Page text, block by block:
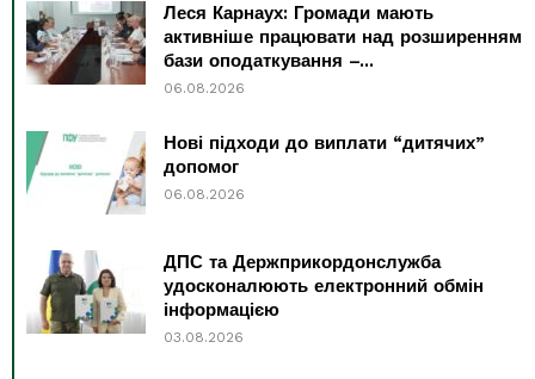
Леся Карнаух: Громади мають
активніше працювати над розширенням
бази оподаткування –...
06.08.2026
Нові підходи до виплати “дитячих”
допомог
06.08.2026
ДПС та Держприкордонслужба
удосконалюють електронний обмін
інформацією
03.08.2026